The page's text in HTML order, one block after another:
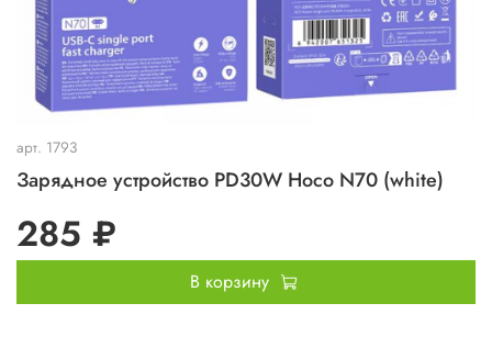
арт. 1793
Зарядное устройство PD30W Hoco N70 (white)
285 ₽
В корзину